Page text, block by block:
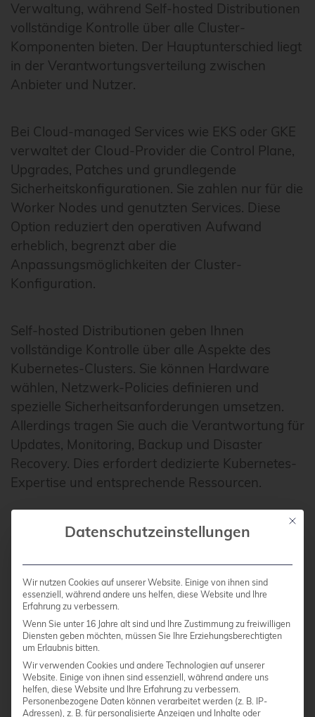
Verwaltung, während Self-hosted Distributionen
vollständige Kontrolle über alle Cluster-
Komponenten bieten. Der Hauptunterschied liegt
in der Verantwortungsverteilung zwischen
Anbieter und Nutzer.
Bei Cloud-managed Services wie EKS oder GKE
verwaltet der Cloud-Provider die Control Plane,
Upgrades, Patches und grundlegende
Sicherheitskonfigurationen. Sie zahlen nur für die
Worker Nodes und genutzten Services. Diese
Option reduziert den operativen Aufwand
erheblich, begrenzt aber die
Anpassungsmöglichkeiten der Cluster-
Konfiguration.
Self-hosted Distributionen geben Ihnen
vollständige Kontrolle über alle Aspekte des
Kubernetes-Clusters. Sie können Hardware
wählen, Netzwerk-Policies definieren und
spezielle Sicherheitsanforderungen umsetzen.
Allerdings tragen Sie auch die Verantwortung für
Updates, Monitoring, Backup und Disaster
Recovery. Dies erfordert dedizierte Kubernetes-
Expertise und entsprechende Ressourcen.
Die Kostensituation unterscheidet sich ebenfalls:
monatliche Kosten, aber langfristig höhere
Betriebskosten. Self-hosted Lösungen erfordern
höhere Anfangsinvestitionen in Hardware und
Personal, können aber bei größeren
Deployments kostengünstiger sein.
Welche Kubernetes-
Mit
Datenschutzeinstellungen
Wir nutzen Cookies auf unserer Website. Einige von ihnen sind
essenziell, während andere uns helfen, diese Website und Ihre
Erfahrung zu verbessern.
Wenn Sie unter 16 Jahre alt sind und Ihre Zustimmung zu freiwilligen
Diensten geben möchten, müssen Sie Ihre Erziehungsberechtigten
um Erlaubnis bitten.
Wir verwenden Cookies und andere Technologien auf unserer
Website. Einige von ihnen sind essenziell, während andere uns
helfen, diese Website und Ihre Erfahrung zu verbessern.
Personenbezogene Daten können verarbeitet werden (z. B. IP-
Adressen), z. B. für personalisierte Anzeigen und Inhalte oder